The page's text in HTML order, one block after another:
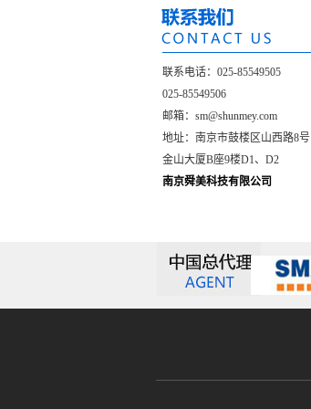
联系电话：025-85549505
025-85549506
邮箱： sm@shunmey.com
地址： 南京市鼓楼区山西路8号
金山大厦B座9楼D1、D2
南京舜美科技有限公司